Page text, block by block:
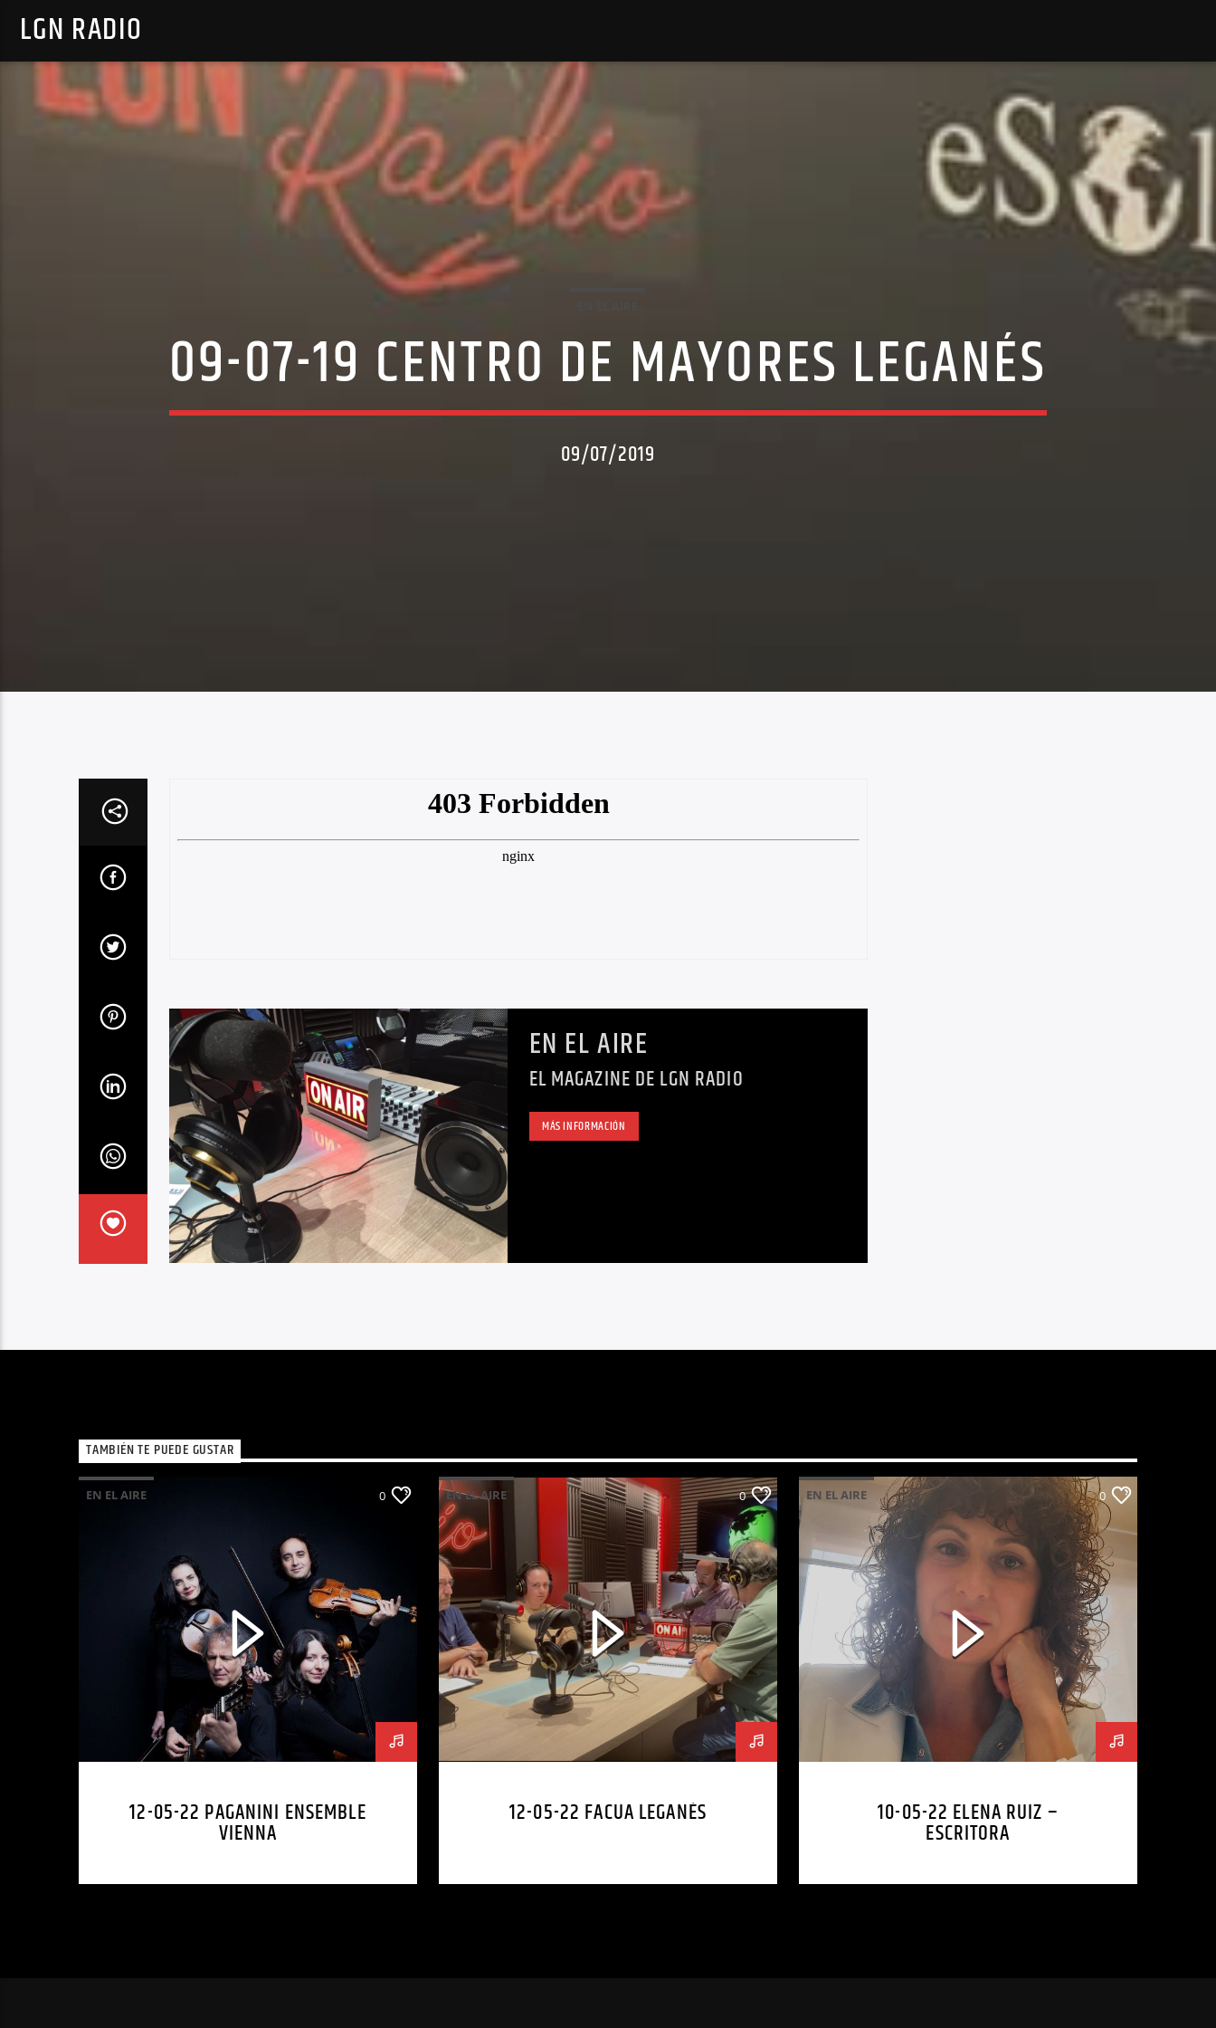
LGN RADIO
09-07-19 CENTRO DE MAYORES LEGANÉS
09/07/2019
EN EL AIRE
EL MAGAZINE DE LGN RADIO
MÁS INFORMACIÓN
TAMBIÉN TE PUEDE GUSTAR
EN EL AIRE 0
12-05-22 PAGANINI ENSEMBLE
VIENNA
EN EL AIRE 0
12-05-22 FACUA LEGANÉS
EN EL AIRE 0
10-05-22 ELENA RUIZ –
ESCRITORA